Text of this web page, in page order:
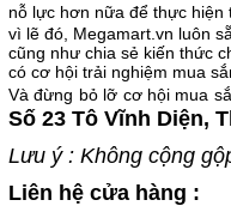
nỗ lực hơn nữa để thực hiện
vì lẽ đó, Megamart.vn luôn
cũng như chia sẻ kiến thức
có cơ hội trải nghiệm mua
Và đừng bỏ lỡ cơ hội mua
Số 23 Tô Vĩnh Diện,
Lưu ý : Không cộng
Liên hệ cửa hàng :